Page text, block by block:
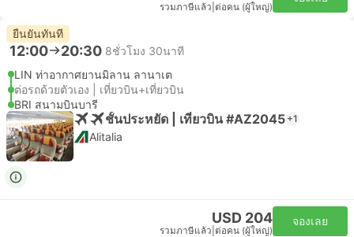
รวมภาษีแล้ว ต่อคน (ผู้ใหญ่)
ยืนยันทันที
12:00 20:30 8ชั่วโมง 30นาที
LIN ท่าอากาศยานมิลาน ลานาเต
ต่อรถด้วยตัวเอง | เที่ยวบิน+เที่ยวบิน
BRI สนามบินบารี
ชั้นประหยัด | เที่ยวบิน #AZ2045 +1
Alitalia
USD 204
รวมภาษีแล้ว ต่อคน (ผู้ใหญ่)
จองเลย